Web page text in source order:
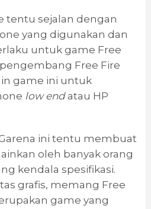
tentu sejalan dengan
yang digunakan dan
untuk game Free
Free Fire
game ini untuk
low endatau HP
ini tentu membuat
oleh banyak orang
kendala spesifikasi.
grafis, memang Free
game yang